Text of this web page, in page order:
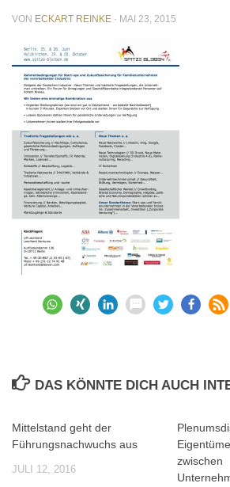
VON ECKART REINKE · MAI 23, 2015
DAS KÖNNTE DICH AUCH
Mittelstand geht der
Führungsnachwuchs aus
JULI 12, 2016
zwischen